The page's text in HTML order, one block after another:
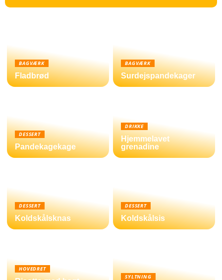
BAGVÆRK
Fladbrød
BAGVÆRK
Surdejspandekager
DESSERT
Pandekagekage
DRIKKE
Hjemmelavet
grenadine
DESSERT
Koldskålsknas
DESSERT
Koldskålsis
HOVEDRET
SYLTNING